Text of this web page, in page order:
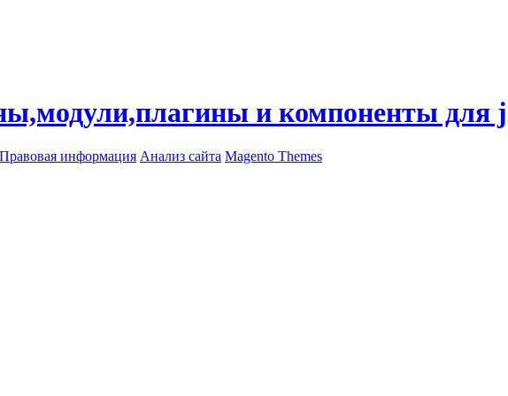
и компоненты для
Правовая информация Анализ сайта Magento Themes